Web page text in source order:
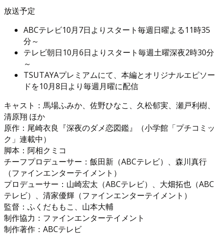
放送予定
ABCテレビ10月7日よりスタート毎週日曜よる11時35
分～
テレビ朝日10月6日よりスタート毎週土曜深夜2時30分
～
TSUTAYAプレミアムにて、本編とオリジナルエピソー
ドを10月8日より毎週月曜に配信
キャスト：馬場ふみか、佐野ひなこ、久松郁実、瀬戸利樹、
清原翔 ほか
原作：尾崎衣良『深夜のダメ恋図鑑』（小学館「プチコミッ
ク」連載中）
脚本：阿相クミコ
チーフプロデューサー：飯田新（ABCテレビ）、森川真行
（ファインエンターテイメント）
プロデューサー：山崎宏太（ABCテレビ）、大畑拓也（ABC
テレビ）、清家優輝（ファインエンターテイメント）
監督：ふくだももこ、山本大輔
制作協力：ファインエンターテイメント
制作著作：ABCテレビ